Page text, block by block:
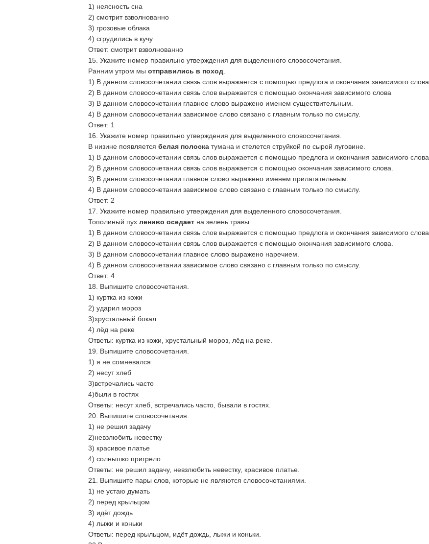
1) неясность сна
2) смотрит взволнованно
3) грозовые облака
4) сгрудились в кучу
Ответ: смотрит взволнованно
15. Укажите номер правильно утверждения для выделенного словосочетания.
Ранним утром мы отправились в поход.
1) В данном словосочетании связь слов выражается с помощью предлога и окончания зависимого слова.
2) В данном словосочетании связь слов выражается с помощью окончания зависимого слова
3) В данном словосочетании главное слово выражено именем существительным.
4) В данном словосочетании зависимое слово связано с главным только по смыслу.
Ответ: 1
16. Укажите номер правильно утверждения для выделенного словосочетания.
В низине появляется белая полоскатумана и стелется струйкой по сырой луговине.
1) В данном словосочетании связь слов выражается с помощью предлога и окончания зависимого слова.
2) В данном словосочетании связь слов выражается с помощью окончания зависимого слова.
3) В данном словосочетании главное слово выражено именем прилагательным.
4) В данном словосочетании зависимое слово связано с главным только по смыслу.
Ответ: 2
17. Укажите номер правильно утверждения для выделенного словосочетания.
Тополиный пух лениво оседаетна зелень травы.
1) В данном словосочетании связь слов выражается с помощью предлога и окончания зависимого слова.
2) В данном словосочетании связь слов выражается с помощью окончания зависимого слова.
3) В данном словосочетании главное слово выражено наречием.
4) В данном словосочетании зависимое слово связано с главным только по смыслу.
Ответ: 4
18. Выпишите словосочетания.
1) куртка из кожи
2) ударил мороз
3)хрустальный бокал
4) лёд на реке
Ответы: куртка из кожи, хрустальный мороз, лёд на реке.
19. Выпишите словосочетания.
1) я не сомневался
2) несут хлеб
3)встречались часто
4)были в гостях
Ответы: несут хлеб, встречались часто, бывали в гостях.
20. Выпишите словосочетания.
1) не решил задачу
2)невзлюбить невестку
3) красивое платье
4) солнышко пригрело
Ответы: не решил задачу, невзлюбить невестку, красивое платье.
21. Выпишите пары слов, которые не являются словосочетаниями.
1) не устаю думать
2) перед крыльцом
3) идёт дождь
4) лыжи и коньки
Ответы: перед крыльцом, идёт дождь, лыжи и коньки.